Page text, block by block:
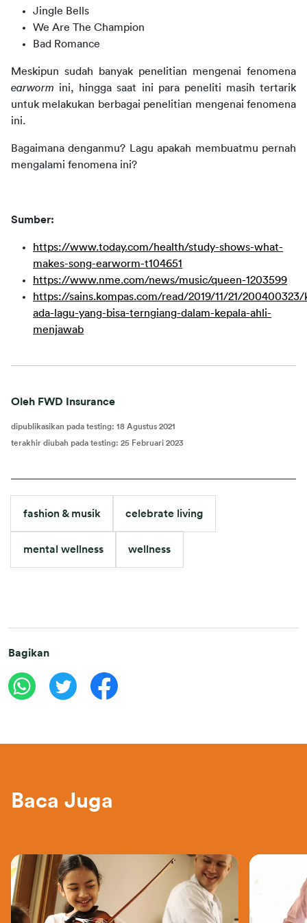
Jingle Bells
We Are The Champion
Bad Romance
earworm ini, hingga saat ini para peneliti masih tertarik
untuk melakukan berbagai penelitian mengenai fenomena
ini.
Bagaimana denganmu? Lagu apakah membuatmu pernah
mengalami fenomena ini?
Sumber:
https://www.today.com/health/study-shows-what-
makes-song-earworm-t104651
https://www.nme.com/news/music/queen-1203599
https://sains.kompas.com/read/2019/11/21/200400323/
ada-lagu-yang-bisa-terngiang-dalam-kepala-ahli-
menjawab
Oleh FWD Insurance
dipublikasikan pada testing: 18 Agustus 2021
terakhir diubah pada testing: 25 Februari 2023
fashion & musik celebrate living
mental wellness wellness
Bagikan
Baca Juga